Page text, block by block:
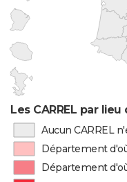
Les CARREL par
Aucun CARREL
Département
Département